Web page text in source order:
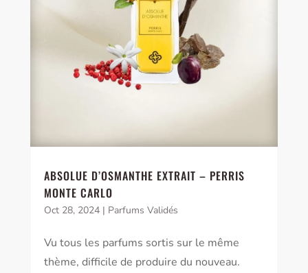
ABSOLUE D’OSMANTHE EXTRAIT – PERRIS
MONTE CARLO
Oct 28, 2024| Parfums Validés
Vu tous les parfums sortis sur le même
thème, difficile de produire du nouveau.